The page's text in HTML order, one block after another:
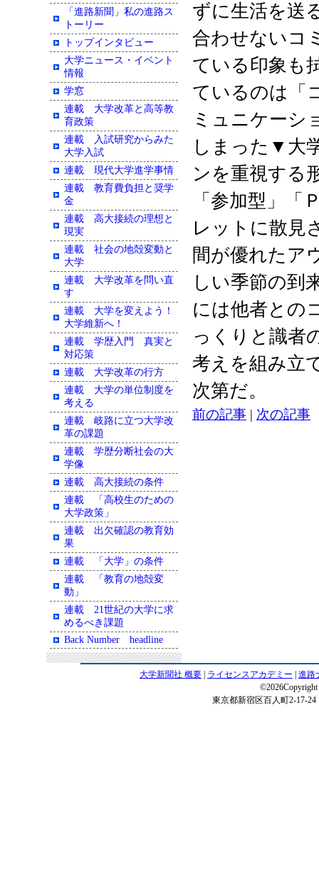
ずに生活を送
合わせないコ
ている印象も
ているのは「
ミュニケーシ
しまった▼大
ンを重視する
「参加型」
レットに散見
間が優れたア
しい季節の到
には他者との
っくりと識者
考えを組み立
次第だ。
前の記事 | 次の記事
「進路新聞」私の進路ス
トーリー
トップインタビュー
大学ニュース・イベント
情報
学窓
連載 大学改革と高等教
育政策
連載 入試研究からみた
大学入試
連載 現代大学進学事情
連載 教育費負担と奨学
金
連載 高大接続の理想と
現実
連載 社会の地殻変動と
大学
連載 大学改革を問い直
す
連載 大学を変えよう！
大学維新へ！
連載 学歴入門 真実と
対応策
連載 大学改革の行方
連載 大学の単位制度を
考える
連載 岐路に立つ大学改
革の課題
連載 学歴分断社会の大
学像
連載 高大接続の条件
連載 「高校生のための
大学政策」
連載 出欠確認の教育効
果
連載 「大学」の条件
連載 「教育の地殻変
動」
連載 21世紀の大学に求
めるべき課題
Back Number headline
大学新聞社 概要 ライセンスアカデミー
進路
©2026Copyright
東京都新宿区百人町2-17-